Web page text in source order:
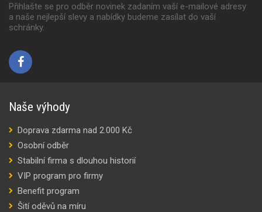
Přihlašte se pro odběr novinek zadaním vaší e-mailové adresy
a naše nejlepší slevy a nabídky budeme zasílat do vaší
schránky.
Naše výhody
Doprava zdarma nad 2.000 Kč
Osobní odběr
Stabilní firma s dlouhou historií
VIP program pro firmy
Benefit program
Šití oděvů na míru